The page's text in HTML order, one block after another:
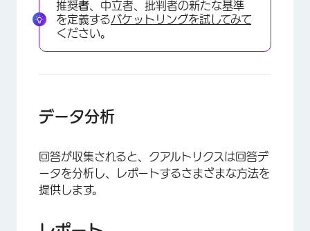
推奨者、中立者、批判者の新たな基準
を定義するバケットリングを試してみて
ください。
データ分析
回答が収集されると、クアルトリクスは回答デ
ータを分析し、レポートするさまざまな方法を
提供します。